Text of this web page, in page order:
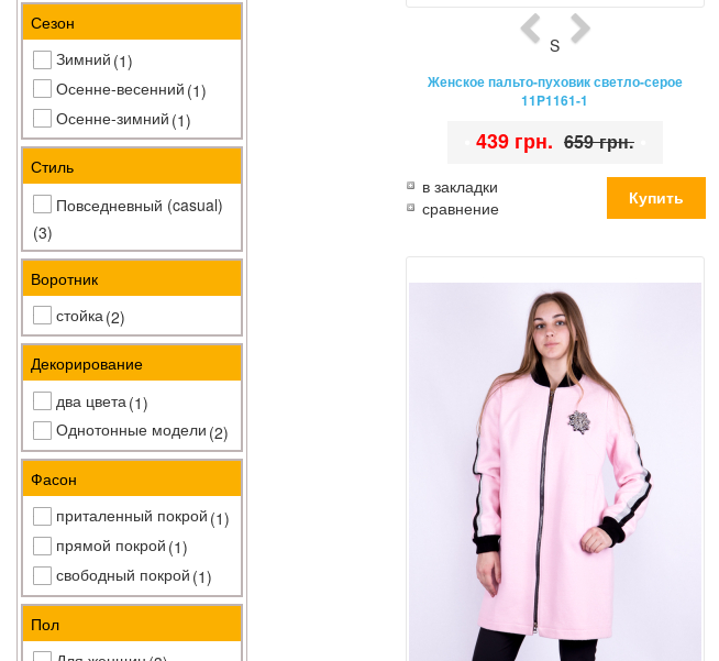
Сезон
Зимний (1)
Осенне-весенний (1)
Осенне-зимний (1)
Стиль
Повседневный (casual)
(3)
Воротник
стойка (2)
Декорирование
два цвета (1)
Однотонные модели (2)
Фасон
приталенный покрой (1)
прямой покрой (1)
свободный покрой (1)
Пол
S
Женское пальто-пуховик светло-серое
11P1161-1
439 грн. 659 грн.
в закладки
сравнение